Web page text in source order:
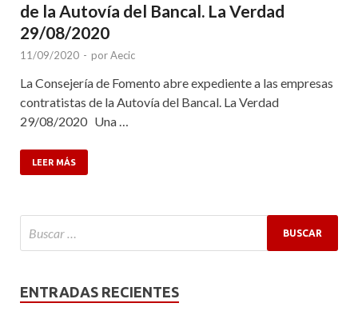
de la Autovía del Bancal. La Verdad
29/08/2020
11/09/2020 - porAecic
La Consejería de Fomento abre expediente a las empresas
contratistas de la Autovía del Bancal. La Verdad
29/08/2020 Una …
LEER MÁS
ENTRADAS RECIENTES